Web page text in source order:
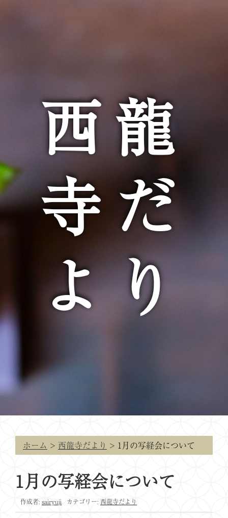
西龍
寺だ
より
ホーム > 西龍寺だより > 1月の写経会について
1月の写経会について
作成者: sairyuji カテゴリー: 西龍寺だより